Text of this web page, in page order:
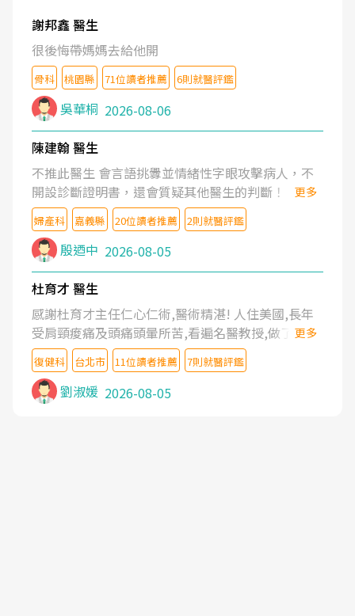
謝邦鑫 醫生
很後悔帶媽媽去給他開
骨科 桃園縣 71位讀者推薦 6則就醫評鑑
吳華桐 2026-08-06
陳建翰 醫生
不推此醫生 會言語挑釁並情緒性字眼攻擊病人，不
開設診斷證明書，還會質疑其他醫生的判斷！
更多
婦產科 嘉義縣 20位讀者推薦 2則就醫評鑑
殷迺中 2026-08-05
杜育才 醫生
感謝杜育才主任仁心仁術,醫術精湛! 人住美國,長年
受肩頸痠痛及頭痛頭暈所苦,看遍名醫教授,做了各種
檢查,也嘗試過西醫打針,中醫針灸及物理徒手治療都
沒有用,後來連吃到嗎啡類止痛藥都效果有限,只是壓
症狀,沒多久就痛起來,多年失眠嚴重影響生活品質.
台灣親友介紹忠孝醫院杜育才主任是頸頭症候群專
更多
復健科 台北市 11位讀者推薦 7則就醫評鑑
劉淑媛 2026-08-05